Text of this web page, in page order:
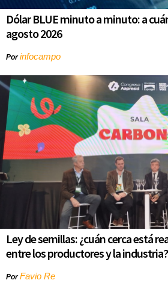
Dólar BLUE minuto a minuto: a
agosto 2026
Porinfocampo
Ley de semillas: ¿cuán cerca está
entre los productores y la industria?
PorFavio Re